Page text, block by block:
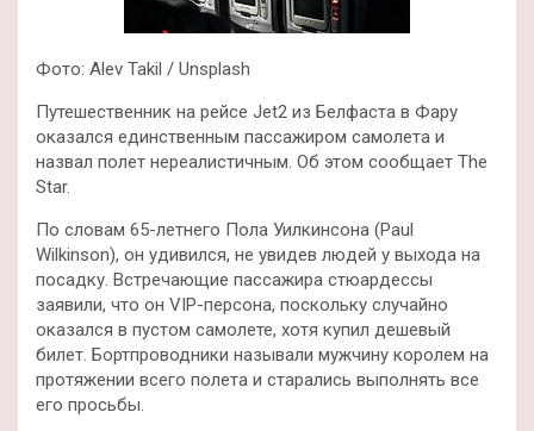
Фото: Alev Takil / Unsplash
Путешественник на рейсе Jet2 из Белфаста в Фару
оказался единственным пассажиром самолета и
назвал полет нереалистичным. Об этом сообщает The
Star.
По словам 65-летнего Пола Уилкинсона (Paul
Wilkinson), он удивился, не увидев людей у выхода на
посадку. Встречающие пассажира стюардессы
заявили, что он VIP-персона, поскольку случайно
оказался в пустом самолете, хотя купил дешевый
билет. Бортпроводники называли мужчину королем на
протяжении всего полета и старались выполнять все
его просьбы.